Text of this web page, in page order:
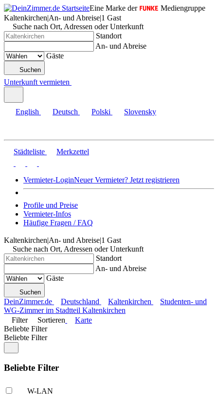
Eine Marke der
Mediengruppe
Kaltenkirchen|An- und Abreise|1 Gast
Suche nach Ort, Adressen oder Unterkunft
Standort
An- und Abreise
Gäste
Suchen
Unterkunft vermieten
English Deutsch Polski Slovensky
Städteliste Merkzettel
Vermieter-LoginNeuer Vermieter? Jetzt registrieren
Profile und Preise
Vermieter-Infos
Häufige Fragen / FAQ
Kaltenkirchen|An- und Abreise|1 Gast
Suche nach Ort, Adressen oder Unterkunft
Standort
An- und Abreise
Gäste
Suchen
DeinZimmer.de Deutschland Kaltenkirchen
Studenten- und
WG-Zimmer im Stadtteil Kaltenkirchen
Filter
Sortieren
Karte
Beliebte Filter
Beliebte Filter
Beliebte Filter
W-LAN